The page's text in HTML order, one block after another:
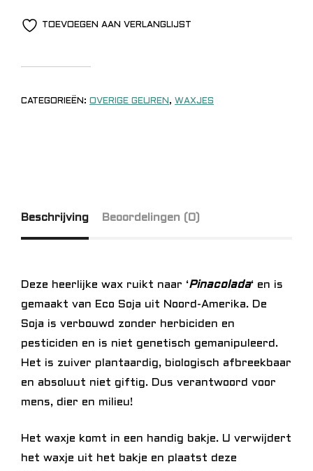
TOEVOEGEN AAN VERLANGLIJST
CATEGORIEËN: OVERIGE GEUREN , WAXJES
Beschrijving Beoordelingen (0)
Deze heerlijke wax ruikt naar ‘Pinacolada‘ en is
gemaakt van Eco Soja uit Noord-Amerika. De
Soja is verbouwd zonder herbiciden en
pesticiden en is niet genetisch gemanipuleerd.
Het is zuiver plantaardig, biologisch afbreekbaar
en absoluut niet giftig. Dus verantwoord voor
mens, dier en milieu!
Het waxje komt in een handig bakje. U verwijdert
het waxje uit het bakje en plaatst deze